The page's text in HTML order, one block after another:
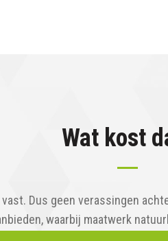
Wat kost
Dus geen verassingen
waarbij maatwerk